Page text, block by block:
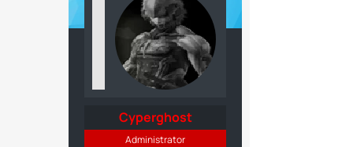
Cyperghost
Administrator